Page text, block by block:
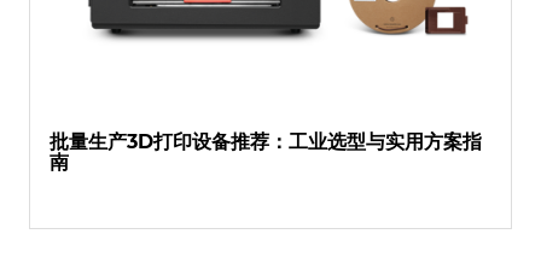
批量生产3D打印设备推荐：工业选型与实用方案指
南